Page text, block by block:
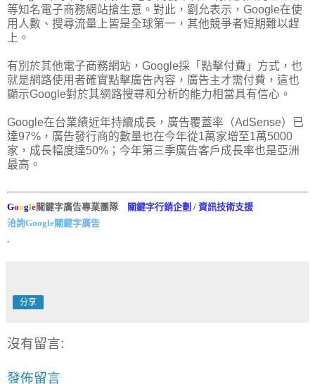
等知名電子商務網站搶生意。對此，劉允表示，Google在使
用人數、搜尋流量上皆是全球第一，其他競爭者短期難以趕
上。
有別於其他電子商務網站，Google採「點擊付費」方式，也
就是網路使用者確實點擊廣告內容，廣告主才需付費，這也
顯示Google對於其網路搜尋和分析的能力相當具有信心。
Google在台業績近年持續成長，廣告覆蓋率（AdSense）已
達97%，廣告發行商的數量也在今年從1萬家增至1萬5000
家，成長幅度達50%；今年第三季廣告客戶成長率也是亞洲
最高。
Google關鍵字廣告專業團隊
關鍵字行銷企劃 / 資訊技術支援
洽詢Google關鍵字廣告
.
分享
沒有留言:
發佈留言